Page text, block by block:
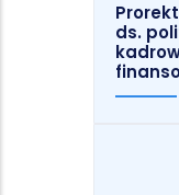
ds.